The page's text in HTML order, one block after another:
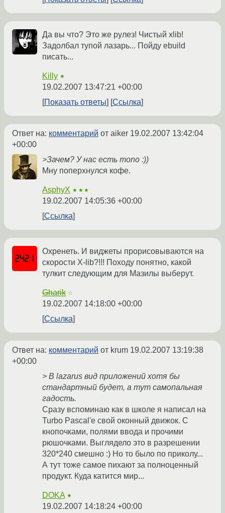
Да вы что? Это же рулез! Чистый xlib!
Задолбал тупой лазарь... Пойду ebuild
писать...
Killy ★
19.02.2007 13:47:21 +00:00
Показать ответы
Ссылка
Ответ на: комментарий от aiker 19.02.2007 13:42:04
+00:00
>Зачем? У нас есть mono :))
Мну поперхнулся кофе.
AsphyX ★★★
19.02.2007 14:05:36 +00:00
Ссылка
Охренеть. И виджеты прорисовываются на
скорости X-lib?!!! Походу понятно, какой
тулкит следующим для Мазилы выберут.
Gharik ☆
19.02.2007 14:18:00 +00:00
Ссылка
Ответ на: комментарий от krum 19.02.2007 13:19:38
+00:00
> В lazarus вид приложений хотя бы
стандартный будет, а тут самопальная
гадость.
Сразу вспоминаю как в школе я написал на
Turbo Pascal'e свой оконный движок. С
кнопочками, полями ввода и прочими
рюшочками. Выглядело это в разрешении
320*240 смешно :) Но то было по приколу...
А тут тоже самое пихают за полноценный
продукт. Куда катится мир...
DOKA ★
19.02.2007 14:18:24 +00:00